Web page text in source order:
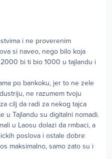
i ne proverenim
si naveo, nego bilo koja
bi ti bio 1000 u tajlandu i
po bankoku, jer to ne zele
ne razumem tvoju
cilj da radi za nekog tajca
u Tajlandu su digitalni nomadi.
u Laosu dolazi da rmbaci, a
poslova i ostale dobre
maksimalno, samo zato su i